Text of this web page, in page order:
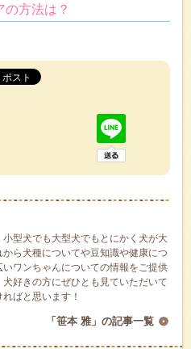
の方法は？
小型犬でも大型犬でもとにかく犬が大
ら犬種についてや豆知識や健康につ
いワンちゃんについての情報をご提供
犬好きの方にぜひとも見ていただいて
ばと思います！
「笹本 雅」の記事一覧